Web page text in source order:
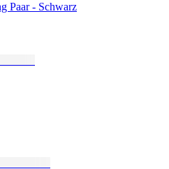
Paar - Schwarz